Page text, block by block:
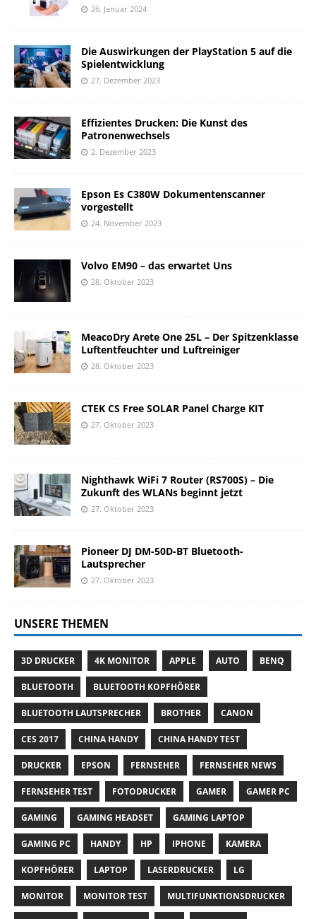
26. Januar 2024
Die Auswirkungen der PlayStation 5 auf die
Spielentwicklung
27. Dezember 2023
Effizientes Drucken: Die Kunst des
Patronenwechsels
2. Dezember 2023
Epson Es C380W Dokumentenscanner
vorgestellt
24. November 2023
Volvo EM90 – das erwartet Uns
28. Oktober 2023
MeacoDry Arete One 25L – Der Spitzenklasse
Luftentfeuchter und Luftreiniger
28. Oktober 2023
CTEK CS Free SOLAR Panel Charge KIT
27. Oktober 2023
Nighthawk WiFi 7 Router (RS700S) – Die
Zukunft des WLANs beginnt jetzt
27. Oktober 2023
Pioneer DJ DM-50D-BT Bluetooth-
Lautsprecher
27. Oktober 2023
UNSERE THEMEN
3D DRUCKER 4K MONITOR APPLE AUTO BENQ
BLUETOOTH BLUETOOTH KOPFHÖRER
BLUETOOTH LAUTSPRECHER BROTHER CANON
CES 2017 CHINA HANDY CHINA HANDY TEST
DRUCKER EPSON FERNSEHER FERNSEHER NEWS
FERNSEHER TEST FOTODRUCKER GAMER GAMER PC
GAMING GAMING HEADSET GAMING LAPTOP
GAMING PC HANDY HP IPHONE KAMERA
KOPFHÖRER LAPTOP LASERDRUCKER LG
MONITOR MONITOR TEST MULTIFUNKTIONSDRUCKER